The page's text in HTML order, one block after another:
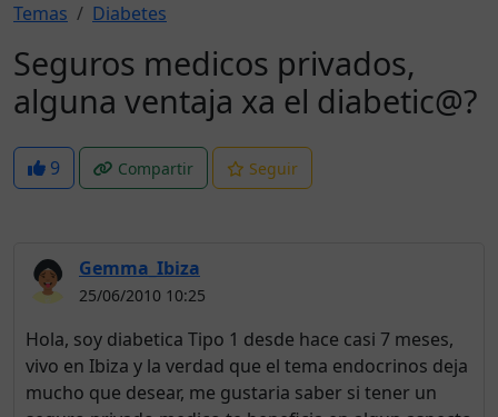
Temas Diabetes
Seguros medicos privados,
alguna ventaja xa el diabetic@?
9 Compartir Seguir
Gemma_Ibiza
25/06/2010 10:25
Hola, soy diabetica Tipo 1 desde hace casi 7 meses,
vivo en Ibiza y la verdad que el tema endocrinos deja
mucho que desear, me gustaria saber si tener un